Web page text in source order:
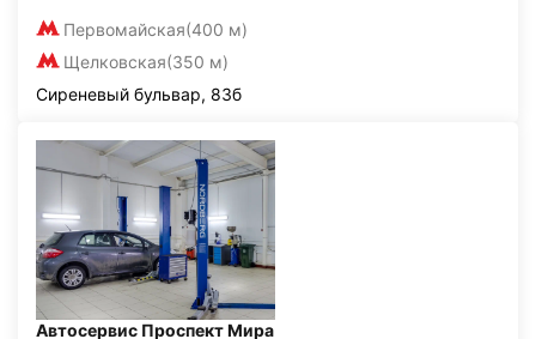
Первомайская(400 м)
Щелковская(350 м)
Сиреневый бульвар, 83б
Автосервис Проспект Мира